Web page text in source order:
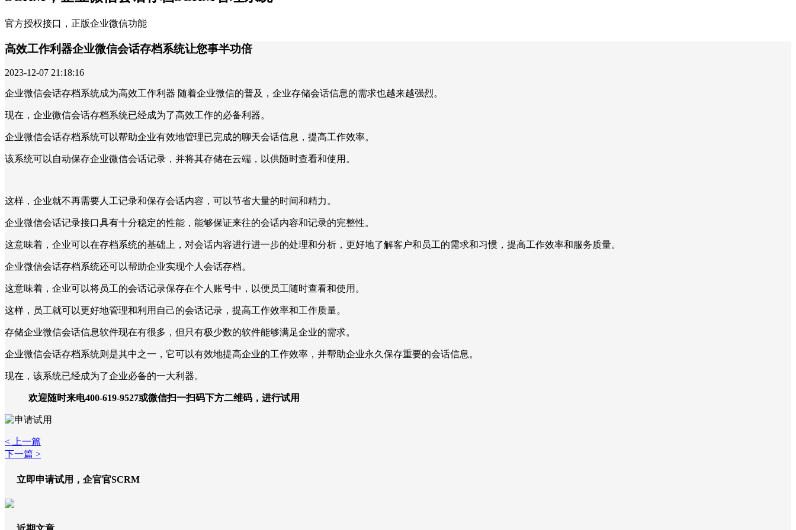
官方授权接口，正版企业微信功能
高效工作利器企业微信会话存档系统让您事半功倍
2023-12-07 21:18:16
企业微信会话存档系统成为高效工作利器 随着企业微信的普及，企业存储会话信息的需求也越来越强烈。
现在，企业微信会话存档系统已经成为了高效工作的必备利器。
企业微信会话存档系统可以帮助企业有效地管理已完成的聊天会话信息，提高工作效率。
该系统可以自动保存企业微信会话记录，并将其存储在云端，以供随时查看和使用。
这样，企业就不再需要人工记录和保存会话内容，可以节省大量的时间和精力。
企业微信会话记录接口具有十分稳定的性能，能够保证来往的会话内容和记录的完整性。
这意味着，企业可以在存档系统的基础上，对会话内容进行进一步的处理和分析，更好地了解客户和员工的需求和习惯，提高工作效率和服务质量。
企业微信会话存档系统还可以帮助企业实现个人会话存档。
这意味着，企业可以将员工的会话记录保存在个人账号中，以便员工随时查看和使用。
这样，员工就可以更好地管理和利用自己的会话记录，提高工作效率和工作质量。
存储企业微信会话信息软件现在有很多，但只有极少数的软件能够满足企业的需求。
企业微信会话存档系统则是其中之一，它可以有效地提高企业的工作效率，并帮助企业永久保存重要的会话信息。
现在，该系统已经成为了企业必备的一大利器。
欢迎随时来电400-619-9527或微信扫一扫码下方二维码，进行试用
< 上一篇
下一篇 >
立即申请试用，企官官SCRM